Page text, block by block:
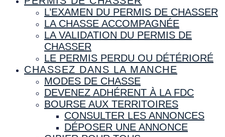
L’EXAMEN DU PERMIS DE CHASSER
LA CHASSE ACCOMPAGNÉE
LA VALIDATION DU PERMIS DE
CHASSER
LE PERMIS PERDU OU DÉTÉRIORÉ
CHASSEZ DANS LA MANCHE
MODES DE CHASSE
DEVENEZ ADHÉRENT À LA FDC
BOURSE AUX TERRITOIRES
CONSULTER LES ANNONCES
DÉPOSER UNE ANNONCE